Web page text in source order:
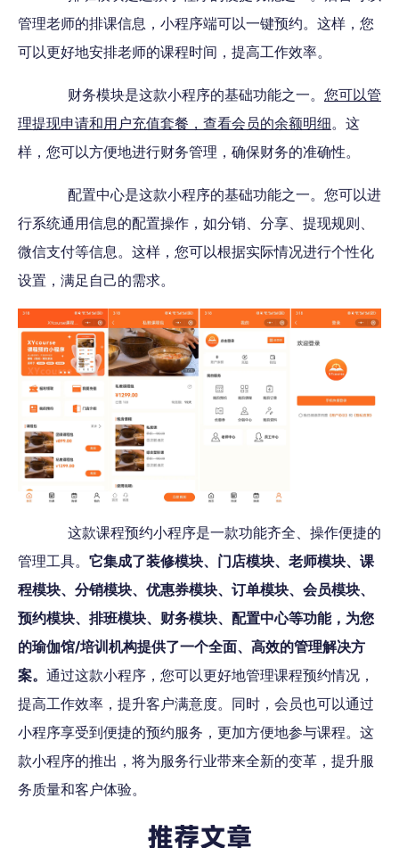
管理老师的排课信息，小程序端可以一键预约。这样，您
可以更好地安排老师的课程时间，提高工作效率。
财务模块是这款小程序的基础功能之一。 您可以管
理提现申请和用户充值套餐，查看会员的余额明细。这
样，您可以方便地进行财务管理，确保财务的准确性。
配置中心是这款小程序的基础功能之一。您可以进
行系统通用信息的配置操作，如分销、分享、提现规则、
微信支付等信息。这样，您可以根据实际情况进行个性化
设置，满足自己的需求。
这款课程预约小程序是一款功能齐全、操作便捷的
管理工具。 它集成了装修模块、门店模块、老师模块、课
程模块、分销模块、优惠券模块、订单模块、会员模块、
预约模块、排班模块、财务模块、配置中心等功能，为您
的瑜伽馆/培训机构提供了一个全面、高效的管理解决方
案。 通过这款小程序，您可以更好地管理课程预约情况，
提高工作效率，提升客户满意度。同时，会员也可以通过
小程序享受到便捷的预约服务，更加方便地参与课程。这
款小程序的推出，将为服务行业带来全新的变革，提升服
务质量和客户体验。